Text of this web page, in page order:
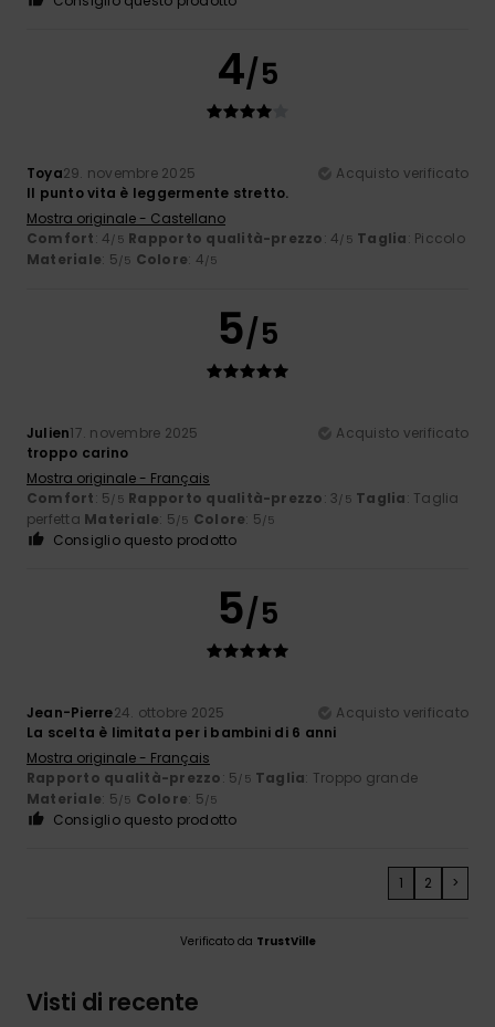
4/5
Toya29. novembre 2025
Acquisto verificato
Il punto vita è leggermente stretto.
Mostra originale - Castellano
Comfort: 4/5 Rapporto qualità-prezzo: 4/5 Taglia: Piccolo
Materiale: 5/5 Colore: 4/5
5/5
Julien17. novembre 2025
Acquisto verificato
troppo carino
Mostra originale - Français
Comfort: 5/5 Rapporto qualità-prezzo: 3/5 Taglia: Taglia
perfetta Materiale: 5/5 Colore: 5/5
Consiglio questo prodotto
5/5
Jean-Pierre24. ottobre 2025
Acquisto verificato
La scelta è limitata per i bambini di 6 anni
Mostra originale - Français
Rapporto qualità-prezzo: 5/5 Taglia: Troppo grande
Materiale: 5/5 Colore: 5/5
Consiglio questo prodotto
1 2 >
Verificato da TrustVille
Visti di recente